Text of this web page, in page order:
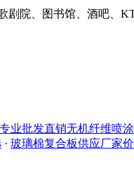
、图书馆、酒吧、
业批发直销无机纤维喷
· 玻璃棉复合板供应厂家